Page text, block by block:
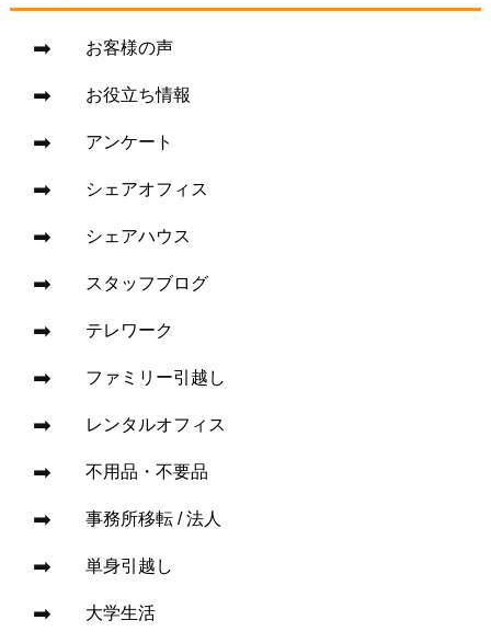
お客様の声
お役立ち情報
アンケート
シェアオフィス
シェアハウス
スタッフブログ
テレワーク
ファミリー引越し
レンタルオフィス
不用品・不要品
事務所移転 / 法人
単身引越し
大学生活